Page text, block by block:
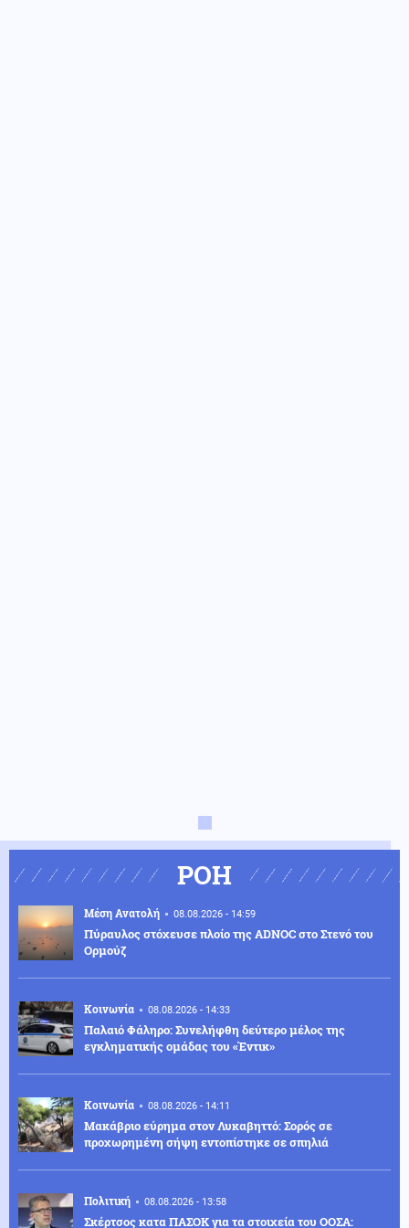
ΡΟΗ
Μέση Ανατολή 08.08.2026 - 14:59
Πύραυλος στόχευσε πλοίο της ADNOC στο Στενό του
Ορμούζ
Κοινωνία 08.08.2026 - 14:33
Παλαιό Φάληρο: Συνελήφθη δεύτερο μέλος της
εγκληματικής ομάδας του «Έντικ»
Κοινωνία 08.08.2026 - 14:11
Μακάβριο εύρημα στον Λυκαβηττό: Σορός σε
προχωρημένη σήψη εντοπίστηκε σε σπηλιά
Πολιτική 08.08.2026 - 13:58
Σκέρτσος κατα ΠΑΣΟΚ για τα στοιχεία του ΟΟΣΑ: